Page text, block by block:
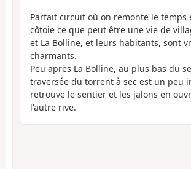
Parfait circuit où on remonte le temps
côtoie ce que peut être une vie de
et La Bolline, et leurs habitants, sont
charmants.
Peu après La Bolline, au plus bas du
traversée du torrent à sec est un peu
retrouve le sentier et les jalons en
l'autre rive.